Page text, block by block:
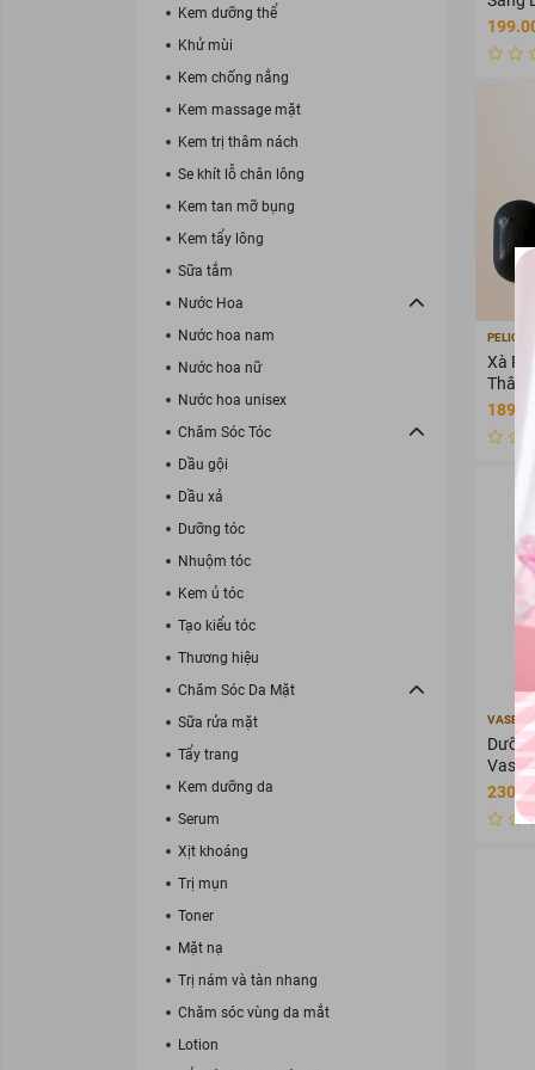
Kem dưỡng thể
Khử mùi
Kem chống nắng
Kem massage mặt
Kem trị thâm nách
Se khít lỗ chân lông
Kem tan mỡ bụng
Kem tẩy lông
Sữa tắm
Nước Hoa
Nước hoa nam
Nước hoa nữ
Nước hoa unisex
Chăm Sóc Tóc
Dầu gội
Dầu xả
Dưỡng tóc
Nhuộm tóc
Kem ủ tóc
Tạo kiểu tóc
Thương hiệu
Chăm Sóc Da Mặt
Sữa rửa mặt
Tẩy trang
Kem dưỡng da
Serum
Xịt khoáng
Trị mụn
Toner
Mặt nạ
Trị nám và tàn nhang
Chăm sóc vùng da mắt
Lotion
PELICAN
Xà
Thâm
Tay